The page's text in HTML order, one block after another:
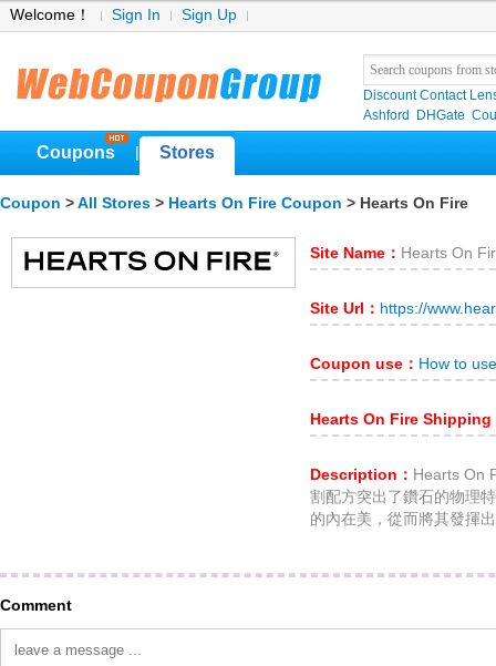
Welcome！ Sign In Sign Up
Discount Contact
Ashford
DHGate
Coupons Stores
Coupon > All Stores > Hearts On Fire Coupon > Hearts On Fire
Site Name： Hearts On
Site Url： https://
Coupon use： How to
Hearts On Fire Shipping
Description： Hearts On
割配方突出了鑽石的物理
的內在美，從而將其發揮
Comment